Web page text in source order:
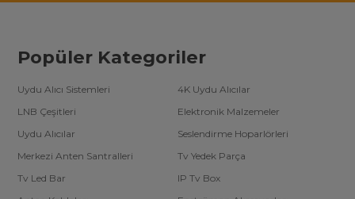
Popüler Kategoriler
Uydu Alıcı Sistemleri
4K Uydu Alıcılar
LNB Çeşitleri
Elektronik Malzemeler
Uydu Alıcılar
Seslendirme Hoparlörleri
Merkezi Anten Santralleri
Tv Yedek Parça
Tv Led Bar
IP Tv Box